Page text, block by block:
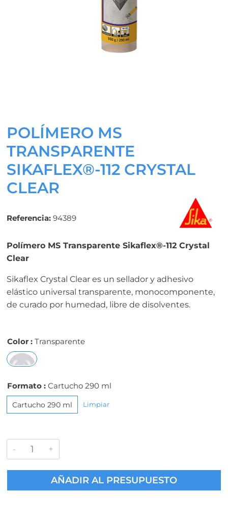
POLÍMERO MS
TRANSPARENTE
SIKAFLEX®-112 CRYSTAL
CLEAR
Referencia: 94389
Polímero MS Transparente Sikaflex®-112 Crystal
Clear
Sikaflex Crystal Clear es un sellador y adhesivo
elástico universal transparente, monocomponente,
de curado por humedad, libre de disolventes.
Color Transparente
Formato Cartucho 290 ml
Cartucho 290 ml Limpiar
Polímero
MS
Transparente
Sikaflex®-112
Crystal
AÑADIR AL PRESUPUESTO